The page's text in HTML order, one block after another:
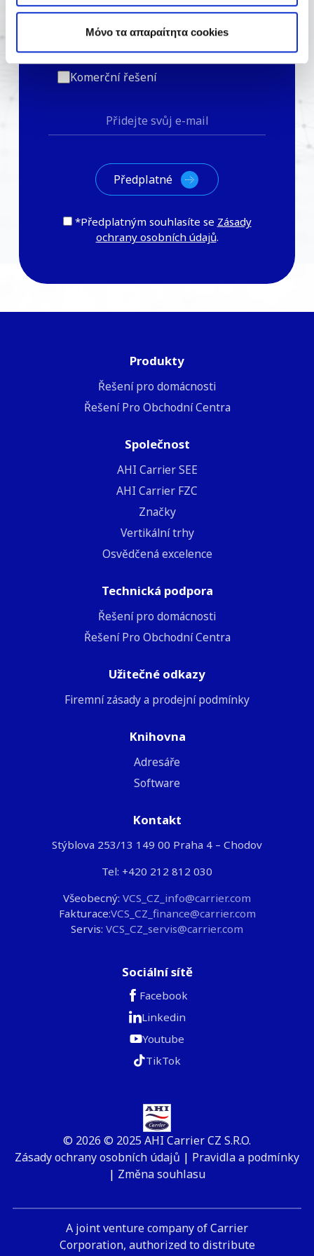
Mόνο τα απαραίτητα cookies
Komerční řešení
*Předplatným souhlasíte se Zásady
ochrany osobních údajů.
Produkty
Řešení pro domácnosti
Řešení Pro Obchodní Centra
Společnost
ΑΗΙ Carrier SEE
AHI Carrier FZC
Značky
Vertikální trhy
Osvědčená excelence
Technická podpora
Řešení pro domácnosti
Řešení Pro Obchodní Centra
Užitečné odkazy
Firemní zásady a prodejní podmínky
Knihovna
Adresáře
Software
Kontakt
Stýblova 253/13 149 00 Praha 4 – Chodov
Tel: +420 212 812 030
Všeobecný: VCS_CZ_info@carrier.com
Fakturace:VCS_CZ_finance@carrier.com
Servis: VCS_CZ_servis@carrier.com
Sociální sítě
Facebook
Linkedin
Youtube
TikTok
© 2026 © 2025 AHI Carrier CZ S.R.O.
Zásady ochrany osobních údajů | Pravidla a podmínky
| Změna souhlasu
A joint venture company of Carrier
Corporation, authorized to distribute